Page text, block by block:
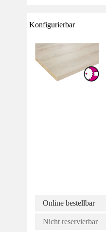
Konfigurierbar
Online bestellbar
Nicht reservierbar